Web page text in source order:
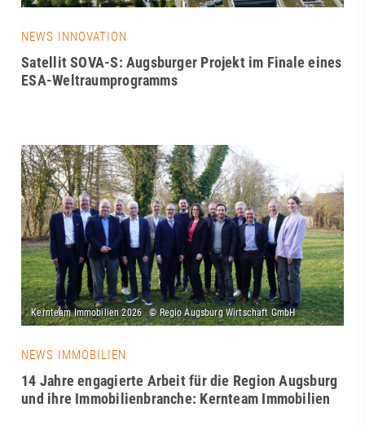
NEWS INNOVATION
Satellit SOVA-S: Augsburger Projekt im Finale eines
ESA-Weltraumprogramms
NEWS IMMOBILIEN
14 Jahre engagierte Arbeit für die Region Augsburg
und ihre Immobilienbranche: Kernteam Immobilien